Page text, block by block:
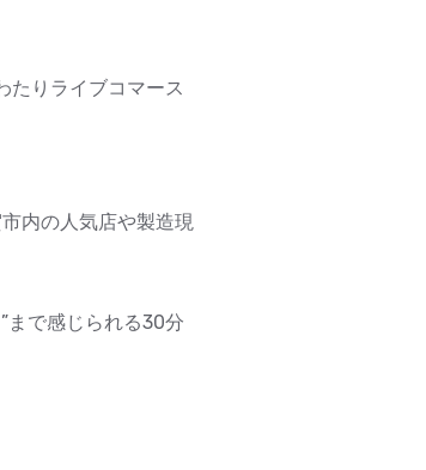
たりライブコマース
内の人気店や製造現
まで感じられる30分